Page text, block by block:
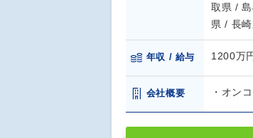
取県 /
県 / 長
年収 / 給与 1200万
会社概要 ・オン